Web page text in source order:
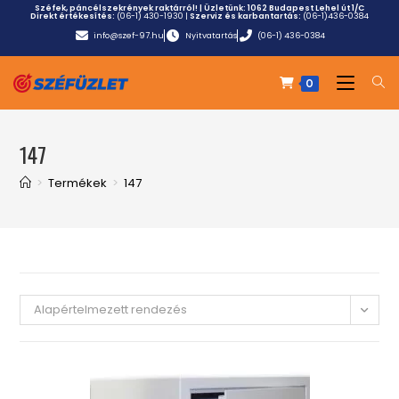
Széfek, páncélszekrények raktárról! | Üzletünk:1062 Budapest Lehel út 1/C
Direkt értékesítés: (06-1) 430-1930 | Szerviz és karbantartás: (06-1)436-0384
info@szef-97.hu
Nyitvatartás (06-1) 436-0384
0
147
> Termékek > 147
Alapértelmezett rendezés